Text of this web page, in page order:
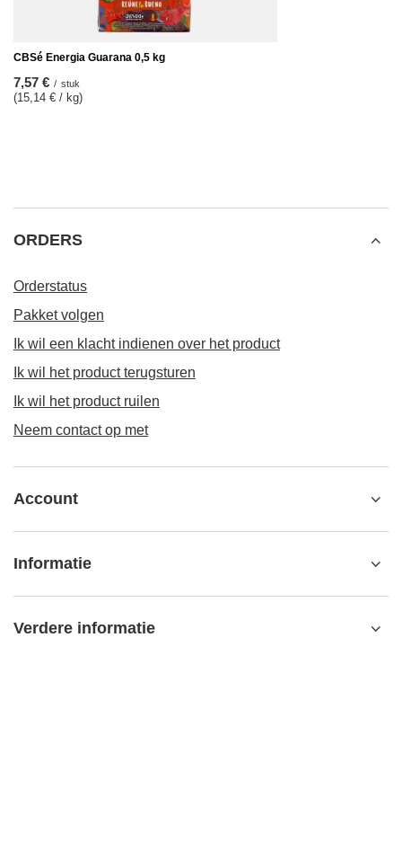
CBSé Energia Guarana 0,5 kg
7,57 € / stuk
(15,14 € / kg)
ORDERS
Orderstatus
Pakket volgen
Ik wil een klacht indienen over het product
Ik wil het product terugsturen
Ik wil het product ruilen
Neem contact op met
Account
Informatie
Verdere informatie